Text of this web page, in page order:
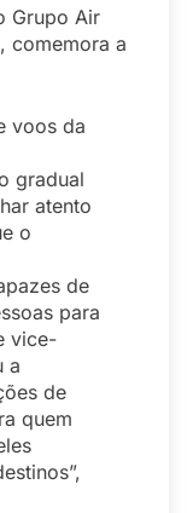
Grupo Air
comemora a
voos da
gradual
atento
o
de
para
vice-
a
de
quem